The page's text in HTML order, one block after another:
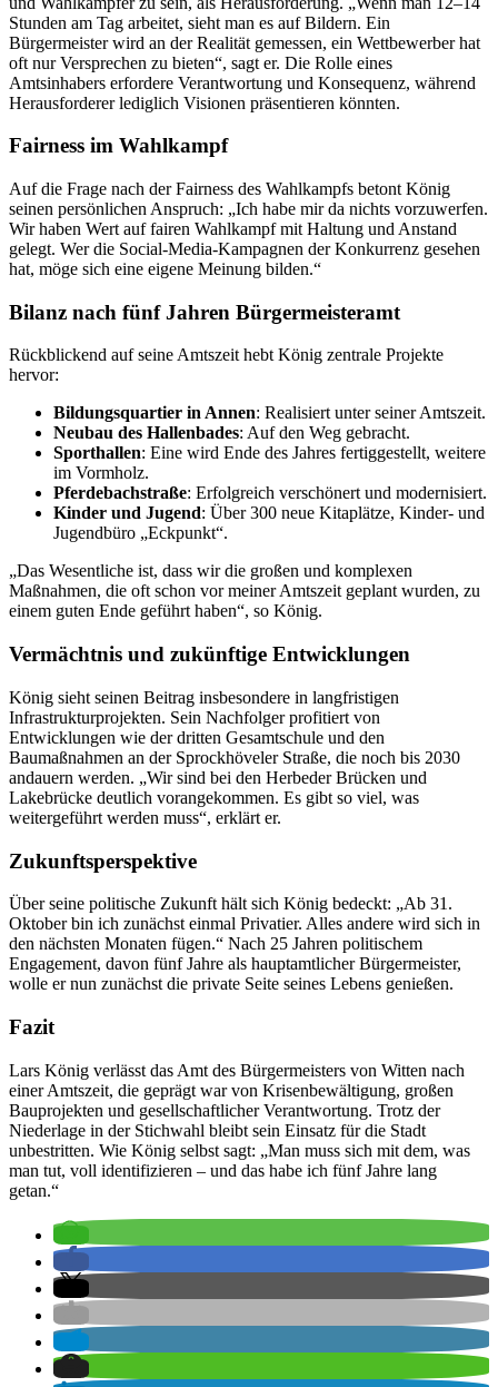
Stunden am Tag arbeitet, sieht man es auf Bildern. Ein
Bürgermeister wird an der Realität gemessen, ein Wettbewerber hat
oft nur Versprechen zu bieten“, sagt er. Die Rolle eines
Amtsinhabers erfordere Verantwortung und Konsequenz, während
Herausforderer lediglich Visionen präsentieren könnten.
Fairness im Wahlkampf
Auf die Frage nach der Fairness des Wahlkampfs betont König
seinen persönlichen Anspruch: „Ich habe mir da nichts vorzuwerfen.
Wir haben Wert auf fairen Wahlkampf mit Haltung und Anstand
gelegt. Wer die Social-Media-Kampagnen der Konkurrenz gesehen
hat, möge sich eine eigene Meinung bilden.“
Bilanz nach fünf Jahren Bürgermeisteramt
Rückblickend auf seine Amtszeit hebt König zentrale Projekte
hervor:
Bildungsquartier in Annen: Realisiert unter seiner Amtszeit.
Neubau des Hallenbades: Auf den Weg gebracht.
Sporthallen: Eine wird Ende des Jahres fertiggestellt, weitere
im Vormholz.
Pferdebachstraße: Erfolgreich verschönert und modernisiert.
Kinder und Jugend: Über 300 neue Kitaplätze, Kinder- und
Jugendbüro „Eckpunkt“.
„Das Wesentliche ist, dass wir die großen und komplexen
Maßnahmen, die oft schon vor meiner Amtszeit geplant wurden, zu
einem guten Ende geführt haben“, so König.
Vermächtnis und zukünftige Entwicklungen
König sieht seinen Beitrag insbesondere in langfristigen
Infrastrukturprojekten. Sein Nachfolger profitiert von
Entwicklungen wie der dritten Gesamtschule und den
Baumaßnahmen an der Sprockhöveler Straße, die noch bis 2030
andauern werden. „Wir sind bei den Herbeder Brücken und
Lakebrücke deutlich vorangekommen. Es gibt so viel, was
weitergeführt werden muss“, erklärt er.
Zukunftsperspektive
Über seine politische Zukunft hält sich König bedeckt: „Ab 31.
Oktober bin ich zunächst einmal Privatier. Alles andere wird sich in
den nächsten Monaten fügen.“ Nach 25 Jahren politischem
Engagement, davon fünf Jahre als hauptamtlicher Bürgermeister,
wolle er nun zunächst die private Seite seines Lebens genießen.
Fazit
Lars König verlässt das Amt des Bürgermeisters von Witten nach
einer Amtszeit, die geprägt war von Krisenbewältigung, großen
Bauprojekten und gesellschaftlicher Verantwortung. Trotz der
Niederlage in der Stichwahl bleibt sein Einsatz für die Stadt
unbestritten. Wie König selbst sagt: „Man muss sich mit dem, was
man tut, voll identifizieren – und das habe ich fünf Jahre lang
getan.“